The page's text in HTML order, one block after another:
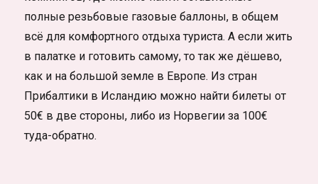
полные резьбовые газовые баллоны, в общем
всё для комфортного отдыха туриста. А если жить
в палатке и готовить самому, то так же дёшево,
как и на большой земле в Европе. Из стран
Прибалтики в Исландию можно найти билеты от
50€ в две стороны, либо из Норвегии за 100€
туда-обратно.